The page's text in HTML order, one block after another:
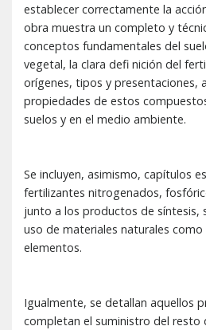
establecer correctamente la
obra muestra un completo y
conceptos fundamentales del
vegetal, la clara defi nición del
orígenes, tipos y presentaciones,
propiedades de estos
suelos y en el medio ambiente.
Se incluyen, asimismo, capítulos
fertilizantes nitrogenados,
junto a los productos de síntesis,
uso de materiales naturales
elementos.
Igualmente, se detallan aquellos
completan el suministro del resto